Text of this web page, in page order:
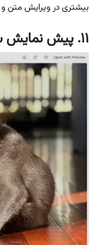
بیشتری در ویرایش متن
11. پیش نمایش سریع فایل: Spacebar